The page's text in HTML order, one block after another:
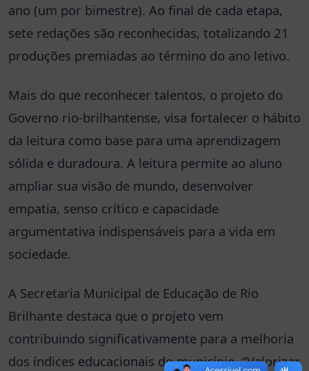
ano (um por bimestre). Ao final de cada etapa,
sete redações são reconhecidas, totalizando 21
produções premiadas ao término do ano letivo.
Mais do que reconhecer talentos, o projeto do
Governo rio-brilhantense, visa fortalecer o hábito
da leitura como base para uma aprendizagem
sólida e duradoura. A leitura permite ao aluno
ampliar sua visão de mundo, desenvolver
empatia, senso crítico e capacidade
argumentativa indispensáveis para a vida em
sociedade.
A Secretaria Municipal de Educação de Rio
Brilhante destaca que o projeto vem
contribuindo significativamente para a melhoria
dos índices educacionais do município. “Valorizar